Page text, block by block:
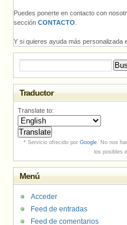
Puedes ponerte en contacto con
sección CONTACTO
Y si quieres ayuda más personalizada
Traductor
Translate to:
* Servicio ofrecido por Google. No nos
los posibles
Menú
Acceder
Feed de entradas
Feed de comentarios